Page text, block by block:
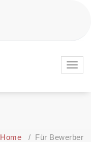
Home / Für Bewerber